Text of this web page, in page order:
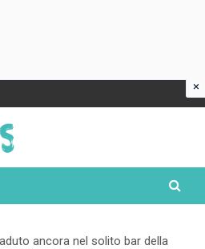
ancora nel solito bar della
×